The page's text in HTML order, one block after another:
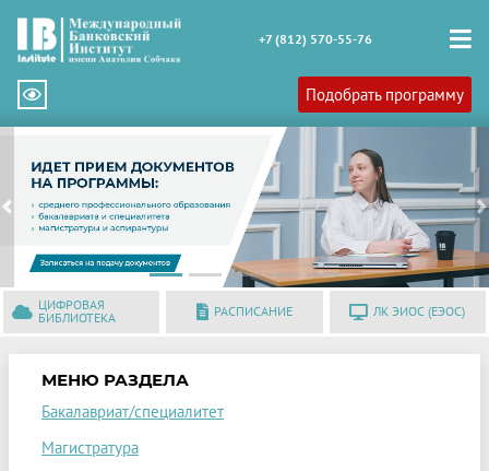
+7 (812) 570-55-76
Подобрать программу
Previous
ЦИФРОВАЯ
БИБЛИОТЕКА
РАСПИСАНИЕ ЛК ЭИОС (ЕЭОС)
МЕНЮ РАЗДЕЛА
Бакалавриат/специалитет
Магистратура